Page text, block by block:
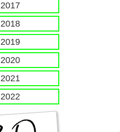
2017
2018
2019
2020
2021
2022